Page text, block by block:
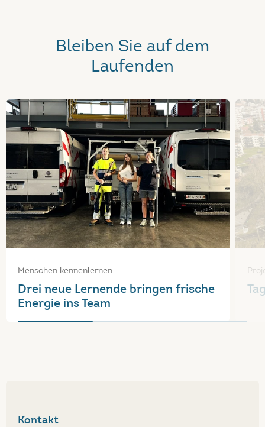
Bleiben Sie auf dem
Laufenden
Menschen kennenlernen
Drei neue Lernende bringen frische
Energie ins Team
Kontakt